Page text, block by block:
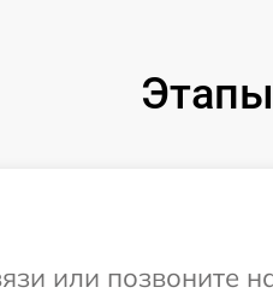
или позвоните